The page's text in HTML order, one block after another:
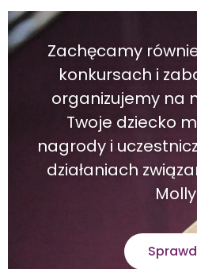
Zachęcamy
konkursach i
organizujemy na
Twoje dziecko
nagrody i
działaniach